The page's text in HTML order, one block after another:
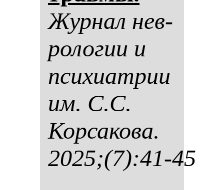
Жур­нал нев­
ро­ло­гии и
пси­хи­ат­рии
им. С.С.
Кор­са­ко­ва.
2025;(7):41-45